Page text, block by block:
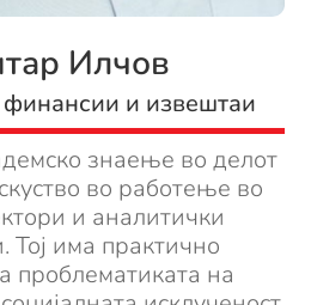
Илчов
и извештаи
знаење во делот
во работење во
и аналитички
Тој има практично
проблематиката на